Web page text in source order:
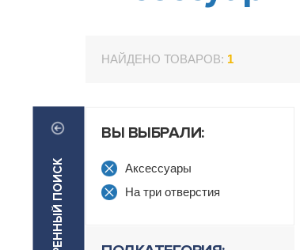
НАЙДЕНО ТОВАРОВ: 1
ВЫ ВЫБРАЛИ:
Аксессуары
На три отверстия